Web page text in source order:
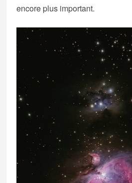
encore plus important.